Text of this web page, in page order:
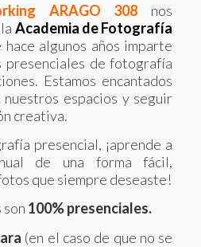
ARAGO 308 nos
Academia de Fotografía
hace algunos años imparte
presenciales de fotografía
Estamos encantados
espacios y seguir
creativa.
presencial, ¡aprende a
de una forma fácil,
que siempre deseaste!
son 100% presenciales.
(en el caso de que no se